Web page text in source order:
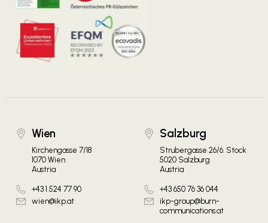
Wien
Kirchengasse 7/18
1070 Wien
Austria
+43 1 524 77 90
wien@ikp.at
Salzburg
Strubergasse 26/6. Stock
5020 Salzburg
Austria
+43 650 76 36 044
ikp-group@burn-
communications.at